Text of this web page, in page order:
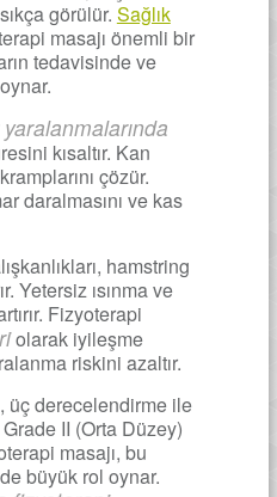
görülür. Sağlık
masajı önemli bir
tedavisinde ve
kısaltır. Kan
çözür.
daralmasını ve kas
hamstring
Yetersiz ısınma ve
Fizyoterapi
olarak iyileşme
riskini azaltır.
üç derecelendirme ile
II (Orta Düzey)
masajı, bu
büyük rol oynar.